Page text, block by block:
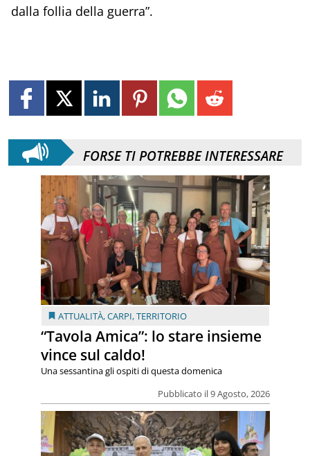
dalla follia della guerra”.
FORSE TI POTREBBE INTERESSARE
ATTUALITÀ,CARPI,TERRITORIO
“Tavola Amica”: lo stare insieme
vince sul caldo!
Pubblicato il 9 Agosto, 2026
Una sessantina gli ospiti di questa domenica